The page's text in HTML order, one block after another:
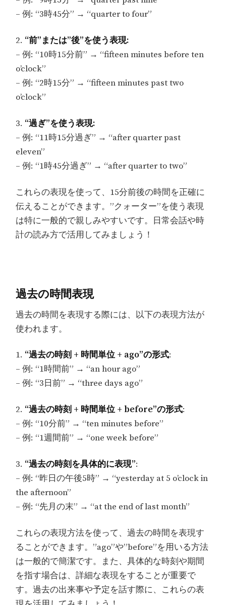
– 例: “3時45分” → “quarter to four”
2. “前”または”後”を使う表現:
– 例: “10時15分前” → “fifteen minutes before ten
o’clock”
– 例: “2時15分” → “fifteen minutes past two
o’clock”
3. “過ぎ”を使う表現:
– 例: “11時15分過ぎ” → “after quarter past
eleven”
– 例: “1時45分過ぎ” → “after quarter to two”
これらの表現を使って、15分前後の時間を正確に
伝えることができます。”クォーター”を使う表現
は特に一般的で親しみやすいです。日常会話や時
計の読み方で活用してみましょう！
過去の時間表現
過去の時間を表現する際には、以下の表現方法が
使われます。
1. “過去の時刻 + 時間単位 + ago”の形式:
– 例: “1時間前” → “an hour ago”
– 例: “3日前” → “three days ago”
2. “過去の時刻 + 時間単位 + before”の形式:
– 例: “10分前” → “ten minutes before”
– 例: “1週間前” → “one week before”
3. “過去の時刻を具体的に表現”:
– 例: “昨日の午後5時” → “yesterday at 5 o’clock in
the afternoon”
– 例: “先月の末” → “at the end of last month”
これらの表現方法を使って、過去の時間を表現す
ることができます。”ago”や”before”を用いる方法
は一般的で簡潔です。また、具体的な時刻や期間
を指す場合は、詳細な表現をすることが重要で
す。過去の出来事や予定を話す際に、これらの表